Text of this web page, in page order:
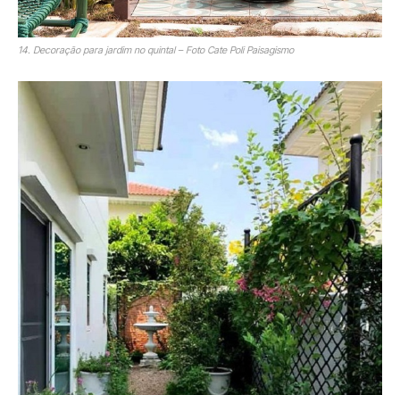
14. Decoração para jardim no quintal – Foto Cate Poli Paisagismo